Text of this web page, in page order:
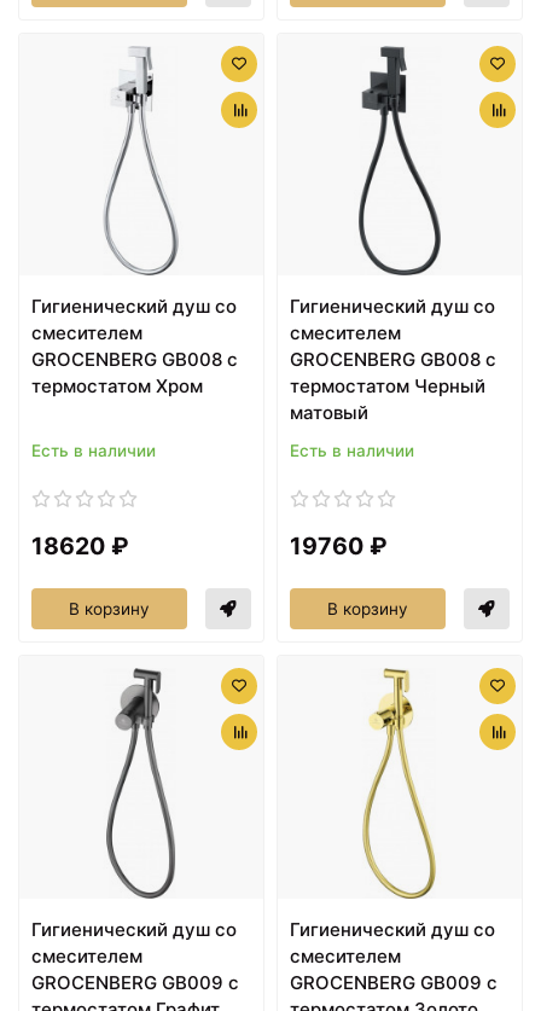
Гигиенический душ со
смесителем
GROCENBERG GB008 с
термостатом Хром
Есть в наличии
18620 ₽
В корзину
Гигиенический душ со
смесителем
GROCENBERG GB008 с
термостатом Черный
матовый
Есть в наличии
19760 ₽
В корзину
Гигиенический душ со
смесителем
GROCENBERG GB009 с
Гигиенический душ со
смесителем
GROCENBERG GB009 с